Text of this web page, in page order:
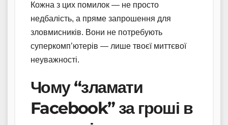
Кожна з цих помилок — не просто
недбалість, а пряме запрошення для
зловмисників. Вони не потребують
суперкомп’ютерів — лише твоєї миттєвої
неуважності.
Чому “зламати
Facebook” за гроші в